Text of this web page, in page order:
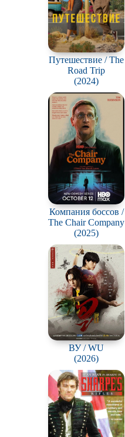
Путешествие / The
Road Trip
(2024)
Компания боссов /
The Chair Company
(2025)
ВУ / WU
(2026)